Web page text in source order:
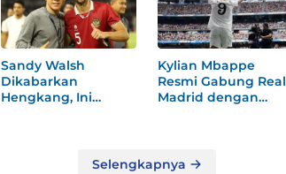
Sandy Walsh
Dikabarkan
Hengkang, Ini
Kylian Mbappe
Resmi Gabung Real
Madrid dengan
Selengkapnya